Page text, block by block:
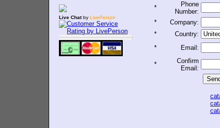
Live Chatby LivePerson
*
Phone
Number:
*
Company:
*
Country:
*
Email:
*
Confirm
Email: